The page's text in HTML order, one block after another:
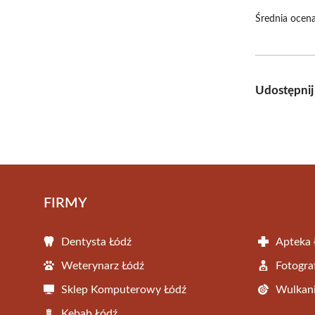
Średnia
Udostępnij
FIRMY
Dentysta Łódź Apteka
Weterynarz Łódź
Sklep Komputerowy Łódź